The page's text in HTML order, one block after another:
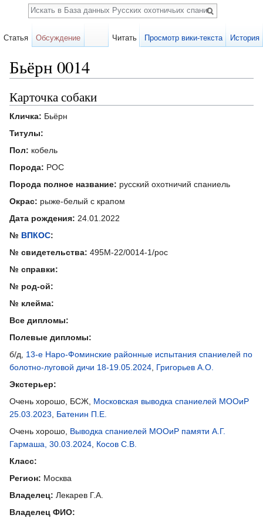
Бьёрн 0014
Карточка собаки
Кличка: Бьёрн
Титулы:
Пол: кобель
Порода: РОС
Порода полное название: русский охотничий спаниель
Окрас: рыже-белый с крапом
Дата рождения: 24.01.2022
№ ВПКОС:
№ свидетельства: 495М-22/0014-1/рос
№ справки:
№ род-ой:
№ клейма:
Все дипломы:
Полевые дипломы:
б/д, 13-е Наро-Фоминские районные испытания спаниелей по
болотно-луговой дичи 18-19.05.2024 Григорьев А.О.
Экстерьер:
Очень хорошо, БСЖ, Московская выводка спаниелей МООиР
25.03.2023
Батенин П.Е.
Очень хорошо, Выводка спаниелей МООиР памяти А.Г.
Гармаша, 30.03.2024 Косов С.В.
Класс:
Регион: Москва
Владелец: Лекарев Г.А.
Владелец ФИО:
Статья Обсуждение Читать Просмотр вики-текста История
Поиск